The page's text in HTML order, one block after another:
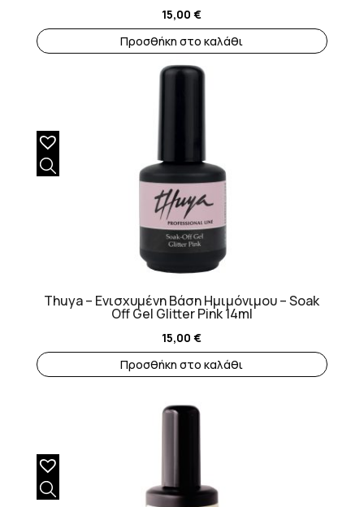
15,00€
Προσθήκη στο καλάθι
Thuya – Ενισχυμένη Βάση Ημιμόνιμου – Soak
Off Gel Glitter Pink 14ml
15,00€
Προσθήκη στο καλάθι